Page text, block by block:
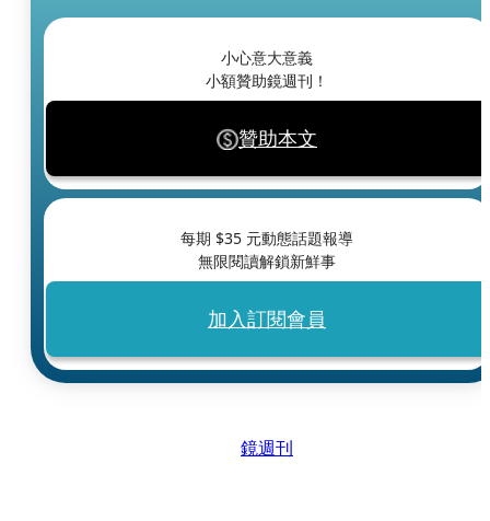
小心意大意義
小額贊助鏡週刊！
贊助本文
每期 $35 元動態話題報導
無限閱讀解鎖新鮮事
加入訂閱會員
鏡週刊